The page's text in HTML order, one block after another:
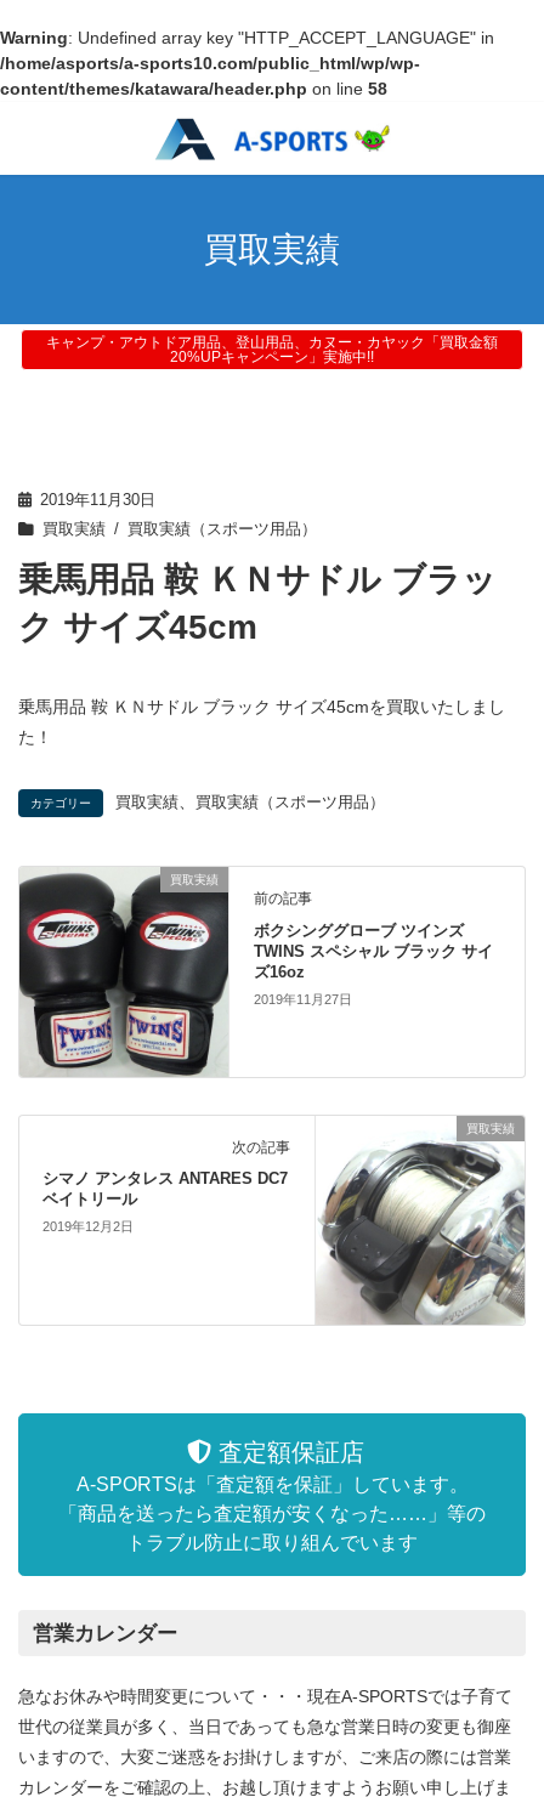
Warning: Undefined array key "HTTP_ACCEPT_LANGUAGE" in
/home/asports/a-sports10.com/public_html/wp/wp-
content/themes/katawara/header.php on line 58
買取実績
キャンプ・アウトドア用品、登山用品、カヌー・カヤック「買取金額
20%UPキャンペーン」実施中!!
2019年11月30日
買取実績
買取実績（スポーツ用品）
乗馬用品 鞍 ＫＮサドル ブラッ
ク サイズ45cm
乗馬用品 鞍 ＫＮサドル ブラック サイズ45cmを買取いたしまし
た！
カテゴリー 買取実績、 買取実績（スポーツ用品）
買取実績
前の記事
ボクシンググローブ ツインズ
TWINS スペシャル ブラック サイ
ズ16oz
2019年11月27日
買取実績
次の記事
シマノ アンタレス ANTARES DC7
ベイトリール
2019年12月2日
査定額保証店
A-SPORTSは「査定額を保証」しています。
「商品を送ったら査定額が安くなった……」等の
トラブル防止に取り組んでいます
営業カレンダー
急なお休みや時間変更について・・・現在A-SPORTSでは子育て
世代の従業員が多く、当日であっても急な営業日時の変更も御座
いますので、大変ご迷惑をお掛けしますが、ご来店の際には営業
カレンダーをご確認の上、お越し頂けますようお願い申し上げま